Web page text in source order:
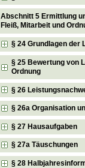
Abschnitt 5 Ermittlung
Fleiß, Mitarbeit und
§ 24 Grundlagen der
§ 25 Bewertung von
Ordnung
§ 26
§ 26a Organisation
§ 27 Hausaufgaben
§ 27a Täuschungen
§ 28